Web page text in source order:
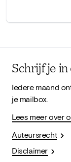
Schrijf je
Iedere maand
je mailbox.
Lees meer over
Auteursrecht
Disclaimer